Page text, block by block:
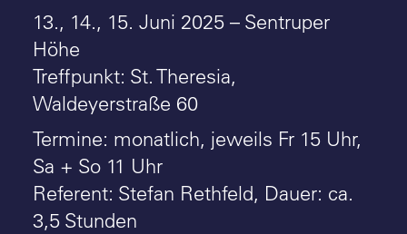
13., 14., 15. Juni 2025 – Sentruper
Höhe
Treffpunkt: St. Theresia,
Waldeyerstraße 60
Termine: monatlich, jeweils Fr 15 Uhr,
Sa + So 11 Uhr
Referent: Stefan Rethfeld, Dauer: ca.
3,5 Stunden